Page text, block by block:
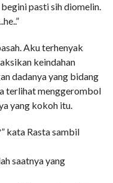
pasti sih diomelin.
Aku terhenyak
keindahan
dadanya yang bidang
terlihat menggerombol
yang kokoh itu.
kata Rasta sambil
saatnya yang